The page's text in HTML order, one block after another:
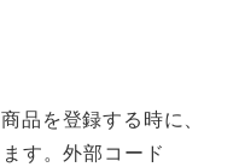
品を登録する時に、
す。外部コード